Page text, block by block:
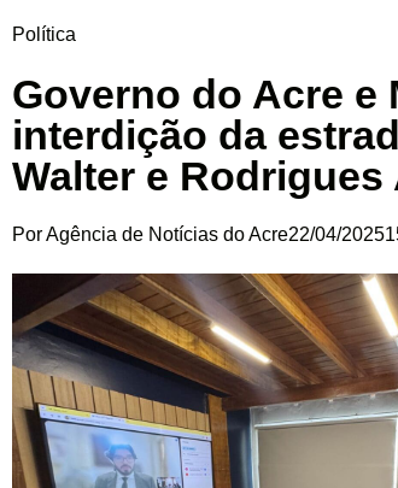
Política
Governo do Acre e
interdição da
Walter e Rodrigues
PorAgência de Notícias do Acre22/04/2025